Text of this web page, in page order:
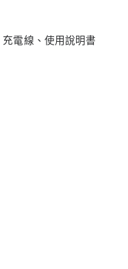
充電線、使用說明書